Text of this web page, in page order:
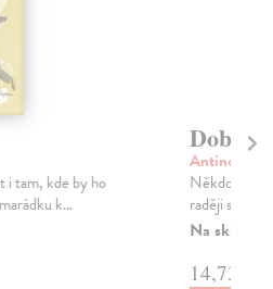
chrt
bojí dobrodružství, že
by si vyšel na p...